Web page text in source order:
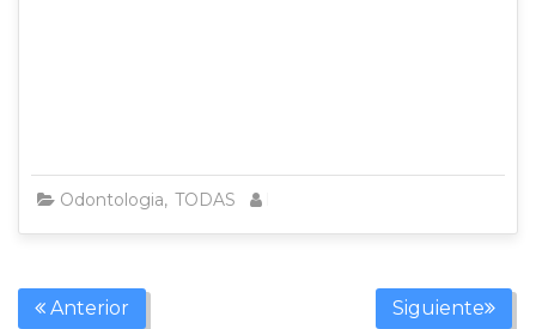
Odontologia, TODAS
Anterior Siguiente